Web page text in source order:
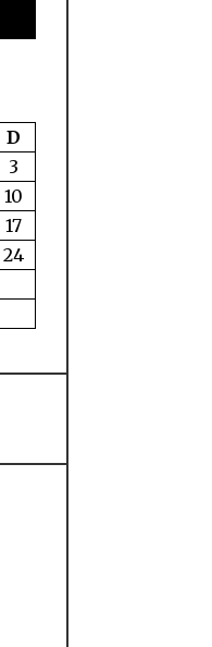
D
3
10
17
24